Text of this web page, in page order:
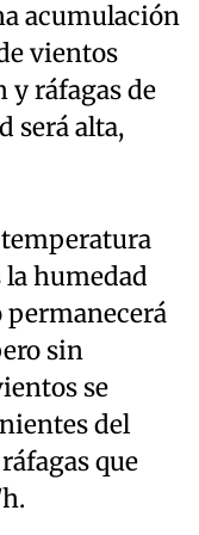
acumulación
vientos
y ráfagas de
será alta,
la humedad
permanecerá
sin
se
del
que